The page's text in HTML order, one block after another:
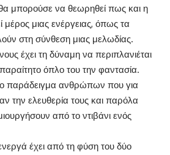
μπορούσε να θεωρηθεί πως και η
μέρος μιας ενέργειας, όπως τα
στη σύνθεση μιας μελωδίας.
έχει τη δύναμη να περιπλανιέται
όπλο του την φαντασία.
παράδειγμα ανθρώπων που για
την ελευθερία τους και παρόλα
από το ντιβάνι ενός
έχει από τη φύση του δύο